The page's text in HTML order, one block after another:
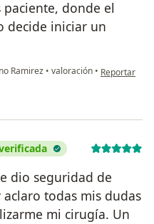
donde el
decide iniciar un
Ramirez • valoración • en opinión
Reportar
dio seguridad de
todas mis dudas
mi cirugía. Un